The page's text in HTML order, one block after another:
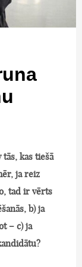
kas tiešā
ja reiz
tad ir vērts
b) ja
– c) ja